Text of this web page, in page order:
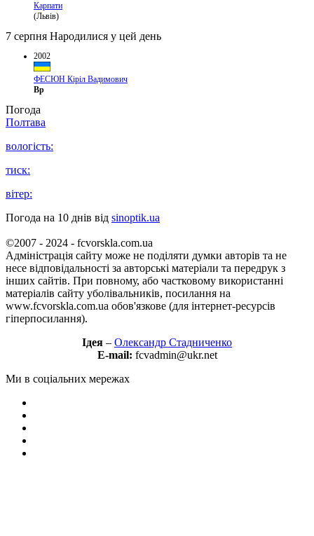
Карпати
(Львів)
7 серпня Народилися у цей день
2002
ФЕСЮН Кіріл Вадимович
Вр
Погода
Полтава
вологість:
тиск:
вітер:
Погода на 10 днів від sinoptik.ua
©2007 - 2024 - fcvorskla.com.ua
Адміністрація сайту може не поділяти думки авторів та не
несе відповідальності за авторські матеріали та передрук з
інших сайтів. При повному, або частковому використанні
матеріалів сайту уболівальників, посилання на
www.fcvorskla.com.ua обов'язкове (для інтернет-ресурсів
гіперпосилання).
Ідея – Олександр Стадниченко
E-mail: fcvadmin@ukr.net
Ми в соціальних мережах